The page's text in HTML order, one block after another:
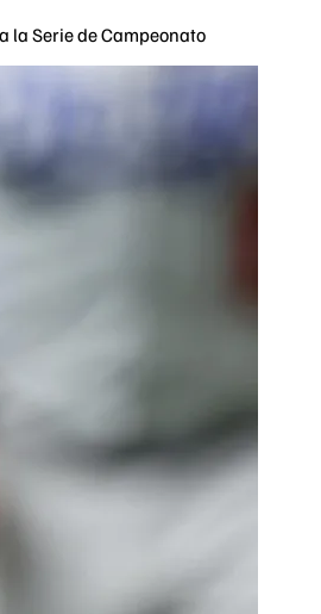
la Serie de Campeonato